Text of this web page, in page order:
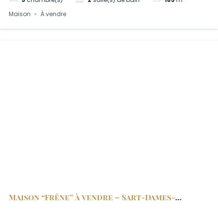
Maison
À vendre
Maison “Frêne” à vendre – Sart-Dames-